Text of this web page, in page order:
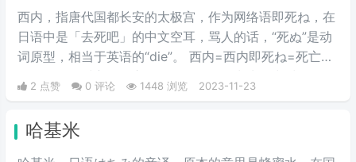
西内，指唐代国都长安的太极宫，作为网络语即死ね，在
日语中是「去死吧」的中文空耳，骂人的话，“死ぬ”是动
词原型，相当于英语的“die”。 西内=西内即死ね=死亡主
要用于诅咒对方的语言，如果有人在日常生活中对自己说
西内，那么就表示其他人在侮辱自己。
2 点赞 0 评论 1448 浏览 2023-11-23
哈基米